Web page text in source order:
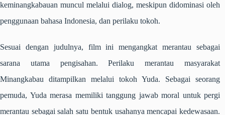
keminangkabauan muncul melalui dialog, meskipun didominasi oleh
penggunaan bahasa Indonesia, dan perilaku tokoh.
Sesuai dengan judulnya, film ini mengangkat merantau sebagai
sarana utama pengisahan. Perilaku merantau masyarakat
Minangkabau ditampilkan melalui tokoh Yuda. Sebagai seorang
pemuda, Yuda merasa memiliki tanggung jawab moral untuk pergi
merantau sebagai salah satu bentuk usahanya mencapai kedewasaan.